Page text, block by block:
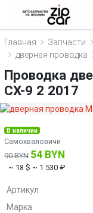
Главная Запчасти
дверная проводка
Проводка
CX-9 2 2017
В наличии
Самохваловичи
90 BYN 54 BYN
~ 18 $ ~ 1 530 ₽
Артикул
Марка